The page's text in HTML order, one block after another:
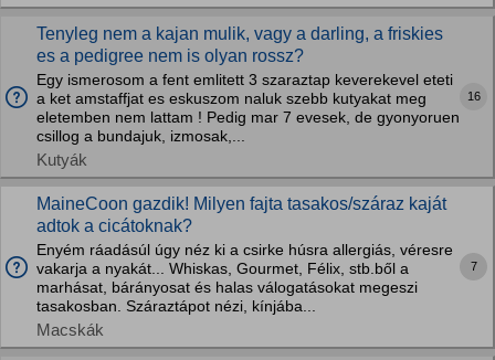
Tenyleg nem a kajan mulik, vagy a darling, a friskies
es a pedigree nem is olyan rossz?
Egy ismerosom a fent emlitett 3 szaraztap keverekevel eteti
a ket amstaffjat es eskuszom naluk szebb kutyakat meg
eletemben nem lattam ! Pedig mar 7 evesek, de gyonyoruen
csillog a bundajuk, izmosak,...
Kutyák
16
MaineCoon gazdik! Milyen fajta tasakos/száraz kaját
adtok a cicátoknak?
Enyém ráadásúl úgy néz ki a csirke húsra allergiás, véresre
vakarja a nyakát... Whiskas, Gourmet, Félix, stb.ből a
marhásat, bárányosat és halas válogatásokat megeszi
tasakosban. Száraztápot nézi, kínjába...
Macskák
7